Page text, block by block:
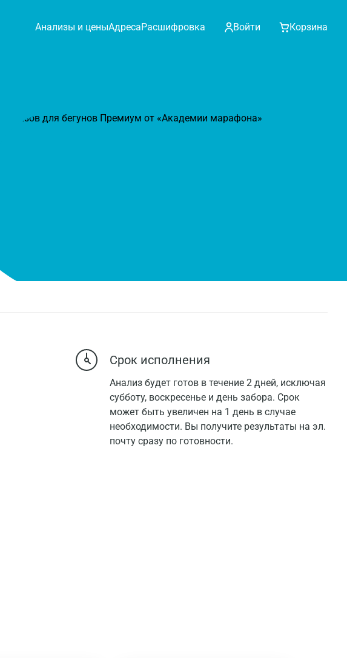
Анализы и ценыАдресаРасшифровка Войти Корзина
Срок исполнения
Анализ будет готов в течение 2 дней, исключая
субботу, воскресенье и день забора. Срок
может быть увеличен на 1 день в случае
необходимости. Вы получите результаты на эл.
почту сразу по готовности.